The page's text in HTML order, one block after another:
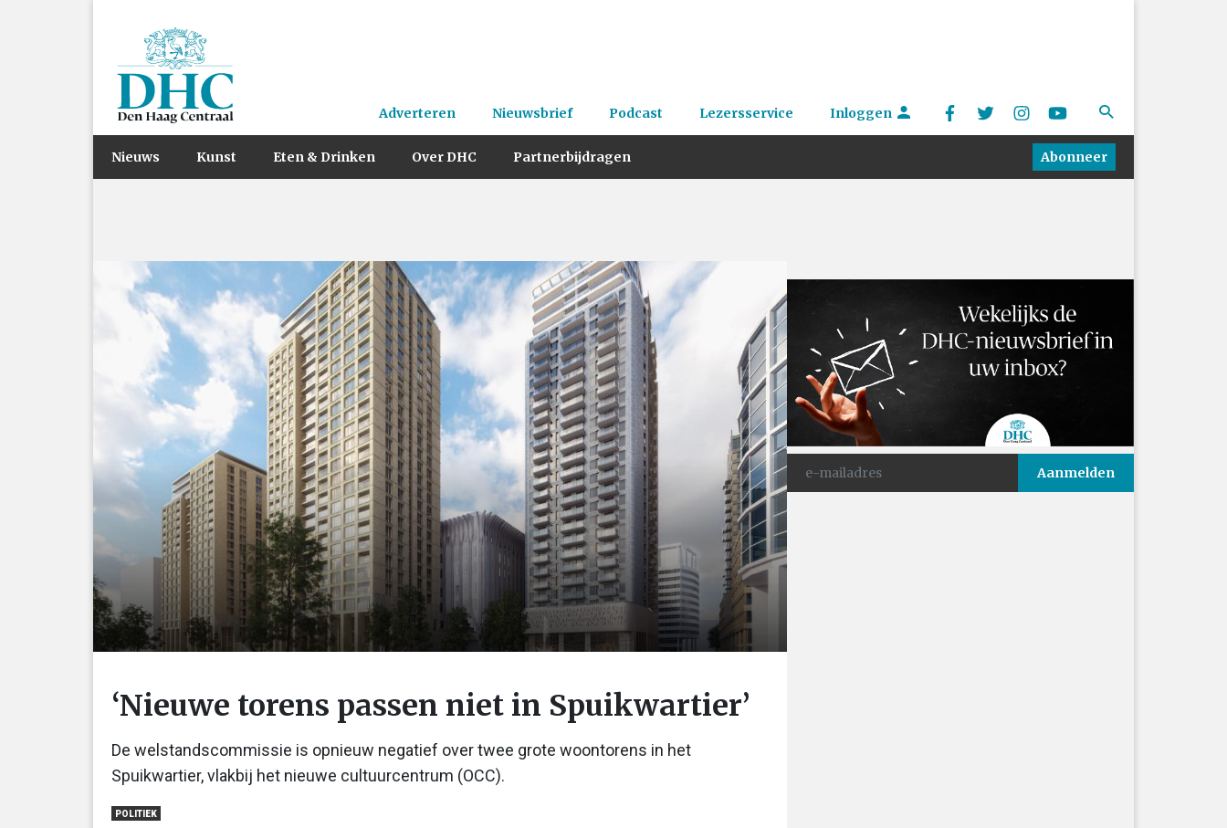
Adverteren Nieuwsbrief Podcast Lezersservice Inloggen
Nieuws Kunst Eten & Drinken Over DHC Partnerbijdragen Abonneer
‘Nieuwe torens passen niet in Spuikwartier’
De welstandscommissie is opnieuw negatief over twee grote woontorens in het
Spuikwartier, vlakbij het nieuwe cultuurcentrum (OCC).
POLITIEK